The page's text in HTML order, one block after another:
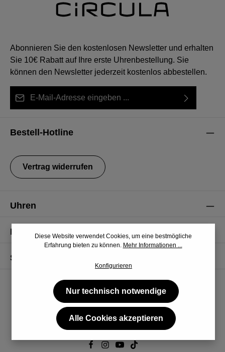
Abonnieren Sie den kostenlosen Newsletter und erhalten
Sie 10€ Rabatt auf Ihre erste Uhrenbestellung. Sie
können den Newsletter jederzeit kostenlos abbestellen.
genommen und die
einverstanden.
Bestell-Hotline
Vertrag widerrufen
Uhren
Informationen
Service
Diese Website verwendet Cookies, um eine bestmögliche
Erfahrung bieten zu können. Mehr Informationen ...
Konfigurieren
Nur technisch notwendige
Alle Cookies akzeptieren